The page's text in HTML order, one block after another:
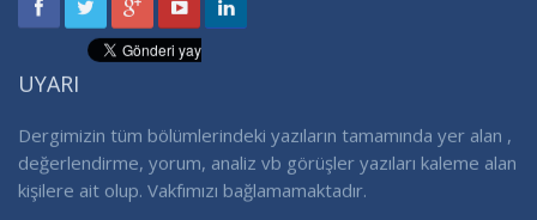
UYARI
Dergimizin tüm bölümlerindeki yazıların tamamında yer alan ,
değerlendirme, yorum, analiz vb görüşler yazıları kaleme alan
kişilere ait olup. Vakfımızı bağlamamaktadır.